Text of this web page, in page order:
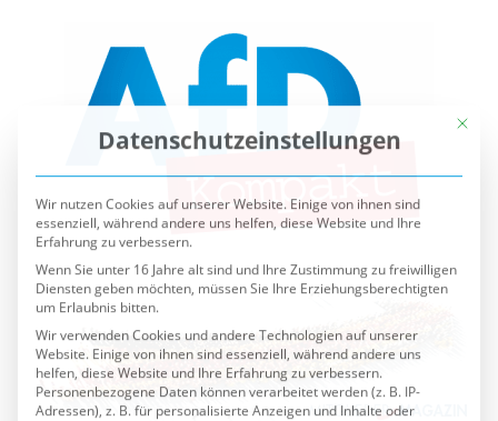
Datenschutzeinstellungen
essenziell, während andere uns helfen, diese Website und Ihre
Erfahrung zu verbessern.
Wenn Sie unter 16 Jahre alt sind und Ihre Zustimmung zu freiwilligen
Diensten geben möchten, müssen Sie Ihre Erziehungsberechtigten
um Erlaubnis bitten.
Wir verwenden Cookies und andere Technologien auf unserer
Website. Einige von ihnen sind essenziell, während andere uns
helfen, diese Website und Ihre Erfahrung zu verbessern.
Personenbezogene Daten können verarbeitet werden (z. B. IP-
Anzeigen- und Inhaltsmessung.Weitere Informationen über die
Verwendung Ihrer Daten finden Sie in unserer
Datenschutzerklärung.Sie können Ihre Auswahl jederzeit unter
Einstellungenwiderrufen oder anpassen.